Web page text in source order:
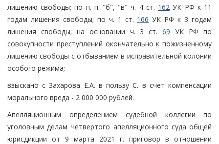
лишению свободы; по п. п. "б", "в" ч. 4 ст. 162 УК РФ к 11
годам лишения свободы; по ч. 1 ст. 166 УК РФ к 3 годам
лишения свободы; на основании ч. 3 ст.69 УК РФ по
совокупности преступлений окончательно к пожизненному
лишению свободы с отбыванием в исправительной колонии
особого режима;
взыскано с Захарова Е.А. в пользу С. в счет компенсации
морального вреда - 2 000 000 рублей.
Апелляционным определением судебной коллегии по
уголовным делам Четвертого апелляционного суда общей
юрисдикции от 9 марта 2021 г. приговор в отношении